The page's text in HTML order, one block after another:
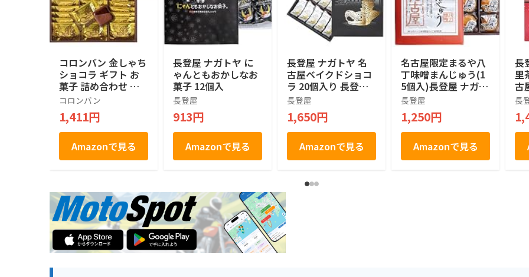
コロンバン 金しゃち
ショコラ ギフト お
菓子 詰め合わせ 個
包装 土産 お菓子 ス
イーツ 銘店 ラング
ドシャ 21枚入り
コロンバン
1,411円
Amazonで見る
長登屋 ナガトヤ に
ゃんともおかしなお
菓子 12個入
長登屋
913円
Amazonで見る
長登屋 ナガトヤ 名
古屋ベイクドショコ
ラ 20個入り 長登屋
オリジナル土産袋付
個包装 焼きショコラ
名古屋土産 焼菓子
お菓子 手土産 お茶
菓子
長登屋
1,650円
Amazonで見る
名古屋限定まるや八
丁味噌まんじゅう(1
5個入)長登屋 ナガト
ヤ 名古屋土産
長登屋
1,250円
Amazonで見る
長
里
古
つ
お
食
取
長